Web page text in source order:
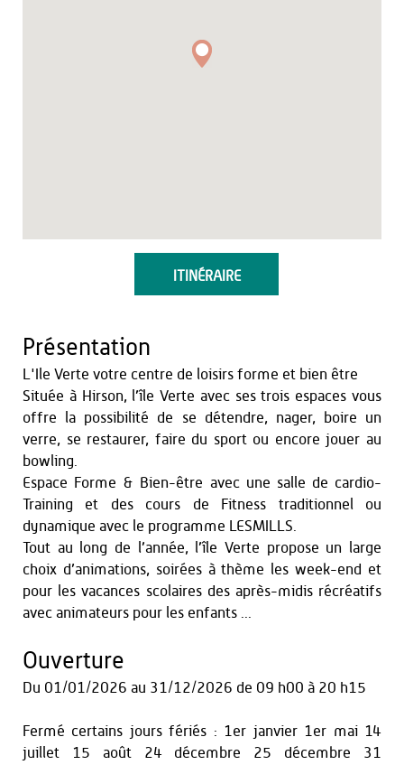
ITINÉRAIRE
Présentation
L'Ile Verte votre centre de loisirs forme et bien être
Située à Hirson, l’île Verte avec ses trois espaces vous
offre la possibilité de se détendre, nager, boire un
verre, se restaurer, faire du sport ou encore jouer au
bowling.
Espace Forme & Bien-être avec une salle de cardio-
Training et des cours de Fitness traditionnel ou
dynamique avec le programme LESMILLS.
Tout au long de l’année, l’île Verte propose un large
choix d’animations, soirées à thème les week-end et
pour les vacances scolaires des après-midis récréatifs
avec animateurs pour les enfants ...
Ouverture
Du 01/01/2026 au 31/12/2026 de 09 h00 à 20 h15
Fermé certains jours fériés : 1er janvier 1er mai 14
juillet 15 août 24 décembre 25 décembre 31